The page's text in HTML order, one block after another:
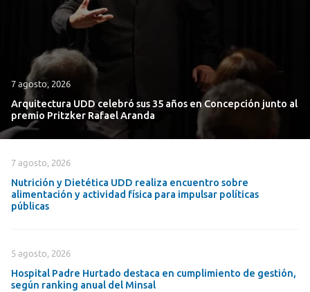
7 agosto, 2026
Arquitectura UDD celebró sus 35 años en Concepción junto al
premio Pritzker Rafael Aranda
7 agosto, 2026
Nutrición y Dietética UDD realiza encuentro sobre
alimentación y actividad física para impulsar políticas
públicas
5 agosto, 2026
Hospital Padre Hurtado destaca en cumplimiento de gestión,
según ranking anual del Minsal